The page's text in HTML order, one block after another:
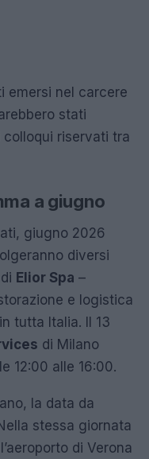
emersi nel carcere
stati
riservati tra
a giugno
giugno 2026
diversi
Elior Spa –
e logistica
tutta Italia. Il 13
di Milano
12:00 alle 16:00.
la data da
stessa giornata
di Verona